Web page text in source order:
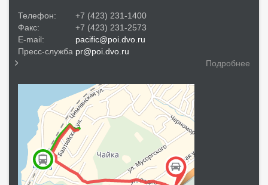
Телефон:
+7 (423) 231-1400
Факс:
+7 (423) 231-2573
E-mail:
pacific@poi.dvo.ru
Пресс-служба pr@poi.dvo.ru
Подробнее